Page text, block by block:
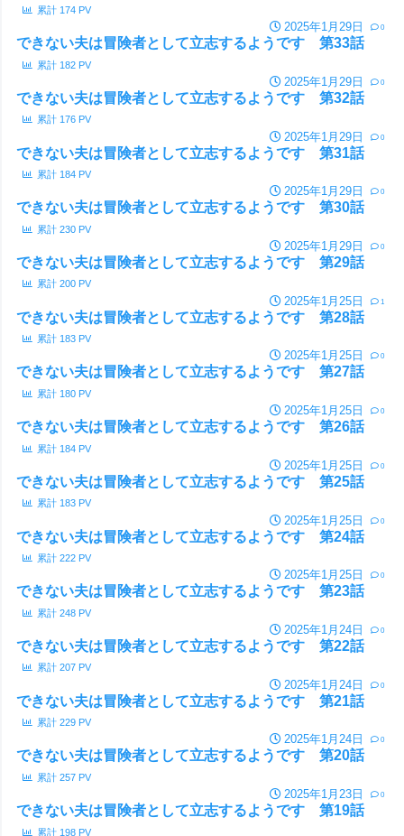
累計 174 PV
2025年1月29日 0
できない夫は冒険者として立志するようです 第33話
累計 182 PV
2025年1月29日 0
できない夫は冒険者として立志するようです 第32話
累計 176 PV
2025年1月29日 0
できない夫は冒険者として立志するようです 第31話
累計 184 PV
2025年1月29日 0
できない夫は冒険者として立志するようです 第30話
累計 230 PV
2025年1月29日 0
できない夫は冒険者として立志するようです 第29話
累計 200 PV
2025年1月25日 1
できない夫は冒険者として立志するようです 第28話
累計 183 PV
2025年1月25日 0
できない夫は冒険者として立志するようです 第27話
累計 180 PV
2025年1月25日 0
できない夫は冒険者として立志するようです 第26話
累計 184 PV
2025年1月25日 0
できない夫は冒険者として立志するようです 第25話
累計 183 PV
2025年1月25日 0
できない夫は冒険者として立志するようです 第24話
累計 222 PV
2025年1月25日 0
できない夫は冒険者として立志するようです 第23話
累計 248 PV
2025年1月24日 0
できない夫は冒険者として立志するようです 第22話
累計 207 PV
2025年1月24日 0
できない夫は冒険者として立志するようです 第21話
累計 229 PV
2025年1月24日 0
できない夫は冒険者として立志するようです 第20話
累計 257 PV
2025年1月23日 0
できない夫は冒険者として立志するようです 第19話
累計 198 PV